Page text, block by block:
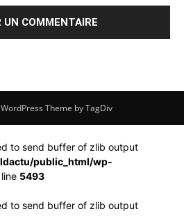
Theme by TagDiv
to send buffer of zlib output
public_html/wp-
5493
to send buffer of zlib output